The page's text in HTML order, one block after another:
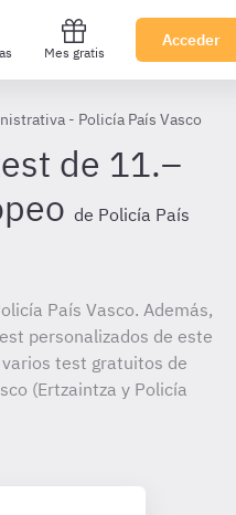
Mes gratis
Acceder
- Policía País Vasco
de 11.–
de Policía País
País Vasco. Además,
personalizados de este
test gratuitos de
(Ertzaintza y Policía